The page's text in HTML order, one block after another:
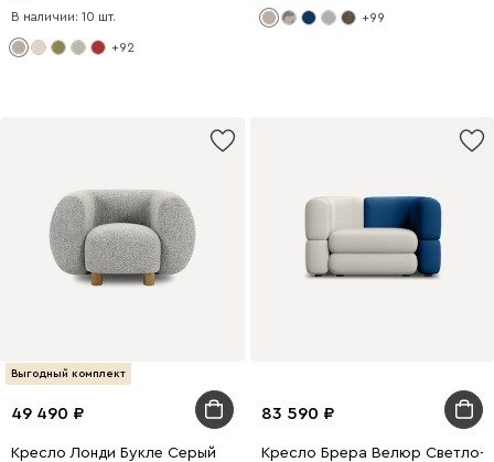
В наличии: 10 шт.
+92
+99
Выгодный комплект
49 490
Кресло Лонди Букле Серый
83 590
Кресло Брера Велюр Светло-